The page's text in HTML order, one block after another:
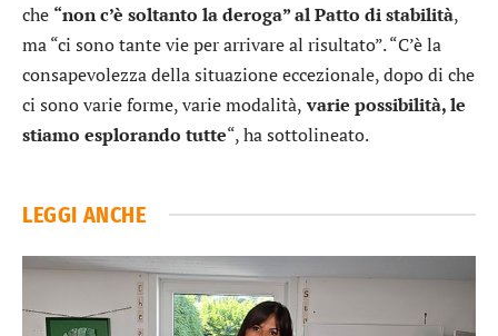
che “non c’è soltanto la deroga” al Patto di stabilità,
ma “ci sono tante vie per arrivare al risultato”. “C’è la
consapevolezza della situazione eccezionale, dopo di che
ci sono varie forme, varie modalità,varie possibilità, le
stiamo esplorando tutte“, ha sottolineato.
LEGGI ANCHE